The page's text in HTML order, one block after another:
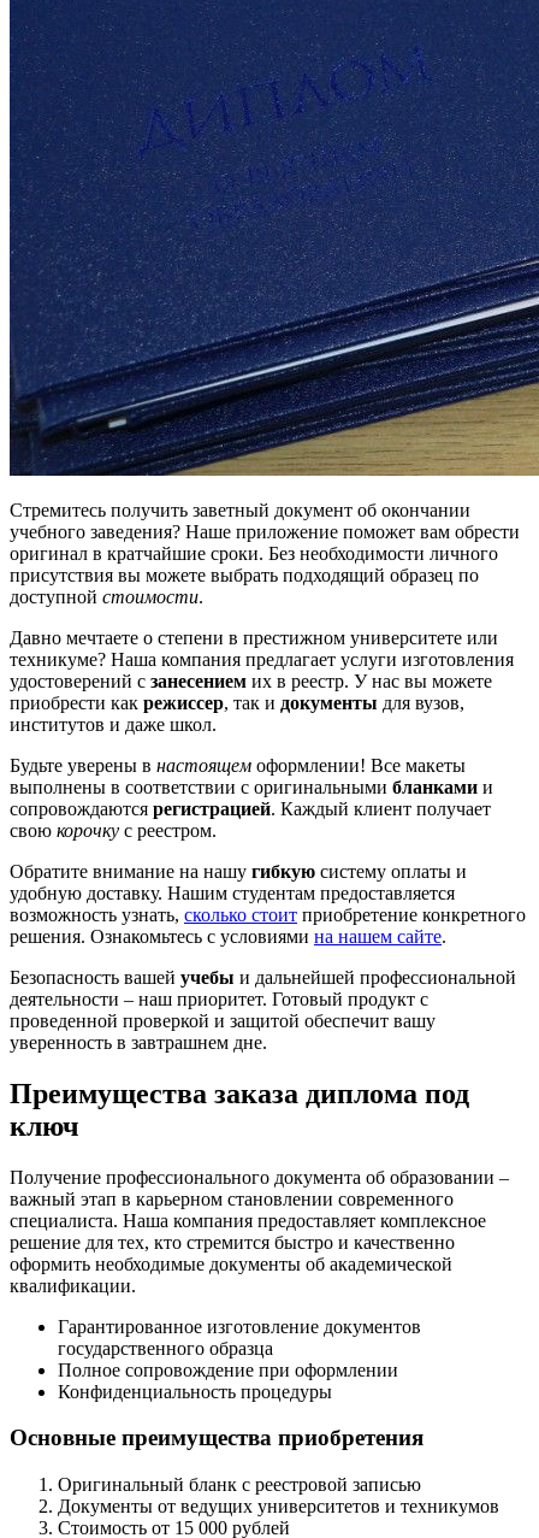
Стремитесь получить заветный документ об окончании
учебного заведения? Наше приложение поможет вам обрести
оригинал в кратчайшие сроки. Без необходимости личного
присутствия вы можете выбрать подходящий образец по
доступной стоимости.
Давно мечтаете о степени в престижном университете или
техникуме? Наша компания предлагает услуги изготовления
удостоверений с занесением их в реестр. У нас вы можете
приобрести как режиссер, так и документы для вузов,
институтов и даже школ.
Будьте уверены в настоящем оформлении! Все макеты
выполнены в соответствии с оригинальными бланками и
сопровождаются регистрацией. Каждый клиент получает
свою корочку с реестром.
Обратите внимание на нашу гибкую систему оплаты и
удобную доставку. Нашим студентам предоставляется
возможность узнать, сколько стоит приобретение конкретного
решения. Ознакомьтесь с условиями на нашем сайте.
Безопасность вашей учебы и дальнейшей профессиональной
деятельности – наш приоритет. Готовый продукт с
проведенной проверкой и защитой обеспечит вашу
уверенность в завтрашнем дне.
Преимущества заказа диплома под
ключ
Получение профессионального документа об образовании –
важный этап в карьерном становлении современного
специалиста. Наша компания предоставляет комплексное
решение для тех, кто стремится быстро и качественно
оформить необходимые документы об академической
квалификации.
Гарантированное изготовление документов
государственного образца
Полное сопровождение при оформлении
Конфиденциальность процедуры
Основные преимущества приобретения
Оригинальный бланк с реестровой записью
Документы от ведущих университетов и техникумов
Стоимость от 15 000 рублей